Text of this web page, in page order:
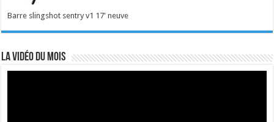
Barre slingshot sentry v1 17' neuve
La vidéo du mois